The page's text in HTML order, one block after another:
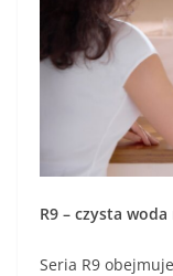
R9 – czysta
Seria R9